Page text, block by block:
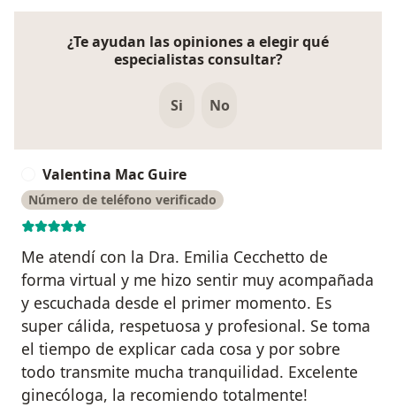
¿Te ayudan las opiniones a elegir qué
especialistas consultar?
Si No
Valentina Mac Guire
Número de teléfono verificado
Me atendí con la Dra. Emilia Cecchetto de
forma virtual y me hizo sentir muy acompañada
y escuchada desde el primer momento. Es
super cálida, respetuosa y profesional. Se toma
el tiempo de explicar cada cosa y por sobre
todo transmite mucha tranquilidad. Excelente
ginecóloga, la recomiendo totalmente!